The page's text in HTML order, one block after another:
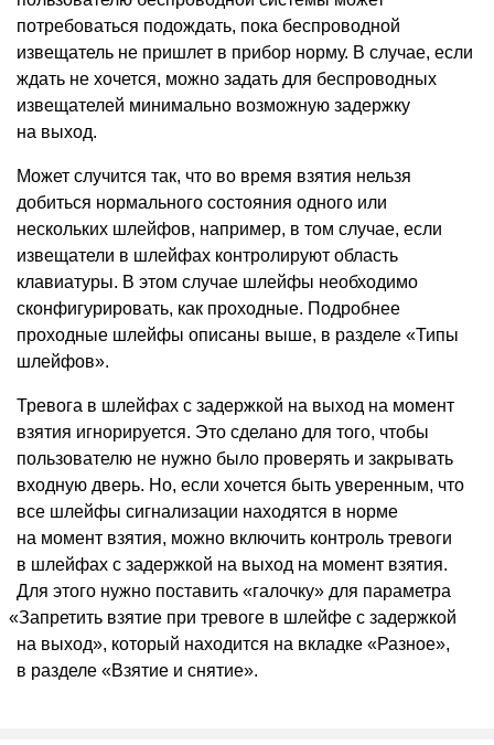
потребоваться подождать, пока беспроводной
извещатель не пришлет в прибор норму. В случае, если
ждать не хочется, можно задать для беспроводных
извещателей минимально возможную задержку
на выход.
Может случится так, что во время взятия нельзя
добиться нормального состояния одного или
нескольких шлейфов, например, в том случае, если
извещатели в шлейфах контролируют область
клавиатуры. В этом случае шлейфы необходимо
сконфигурировать, как проходные. Подробнее
проходные шлейфы описаны выше, в разделе «Типы
шлейфов».
Тревога в шлейфах с задержкой на выход на момент
взятия игнорируется. Это сделано для того, чтобы
пользователю не нужно было проверять и закрывать
входную дверь. Но, если хочется быть уверенным, что
все шлейфы сигнализации находятся в норме
на момент взятия, можно включить контроль тревоги
в шлейфах с задержкой на выход на момент взятия.
Для этого нужно поставить «галочку» для параметра
«Запретить взятие при тревоге в шлейфе с задержкой
на выход», который находится на вкладке «Разное»,
в разделе «Взятие и снятие».